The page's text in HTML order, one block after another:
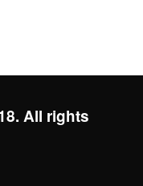
All rights